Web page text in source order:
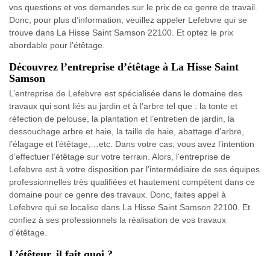
vos questions et vos demandes sur le prix de ce genre de travail.
Donc, pour plus d’information, veuillez appeler Lefebvre qui se
trouve dans La Hisse Saint Samson 22100. Et optez le prix
abordable pour l’étêtage.
Découvrez l’entreprise d’étêtage à La Hisse Saint
Samson
L’entreprise de Lefebvre est spécialisée dans le domaine des
travaux qui sont liés au jardin et à l’arbre tel que : la tonte et
réfection de pelouse, la plantation et l’entretien de jardin, la
dessouchage arbre et haie, la taille de haie, abattage d’arbre,
l’élagage et l’étêtage,…etc. Dans votre cas, vous avez l’intention
d’effectuer l’étêtage sur votre terrain. Alors, l’entreprise de
Lefebvre est à votre disposition par l’intermédiaire de ses équipes
professionnelles très qualifiées et hautement compétent dans ce
domaine pour ce genre des travaux. Donc, faites appel à
Lefebvre qui se localise dans La Hisse Saint Samson 22100. Et
confiez à ses professionnels la réalisation de vos travaux
d’étêtage.